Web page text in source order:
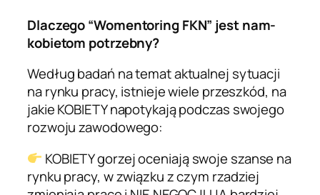
Dlaczego “Womentoring FKN” jest nam-
kobietom potrzebny?
Według badań na temat aktualnej sytuacji
na rynku pracy, istnieje wiele przeszkód, na
jakie KOBIETY napotykają podczas swojego
rozwoju zawodowego:
KOBIETY gorzej oceniają swoje szanse na
rynku pracy, w związku z czym rzadziej